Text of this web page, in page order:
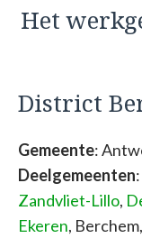
Het
District
Gemeente:
Deelgemeenten:
Zandvliet-Lillo,
Ekeren, Berchem,